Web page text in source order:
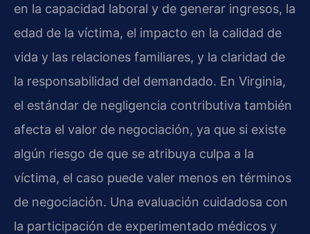
en la capacidad laboral y de generar ingresos, la
edad de la víctima, el impacto en la calidad de
vida y las relaciones familiares, y la claridad de
la responsabilidad del demandado. En Virginia,
el estándar de negligencia contributiva también
afecta el valor de negociación, ya que si existe
algún riesgo de que se atribuya culpa a la
víctima, el caso puede valer menos en términos
de negociación. Una evaluación cuidadosa con
la participación de experimentado médicos y